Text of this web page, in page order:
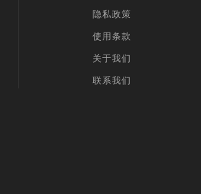
隐私政策
使用条款
关于我们
联系我们